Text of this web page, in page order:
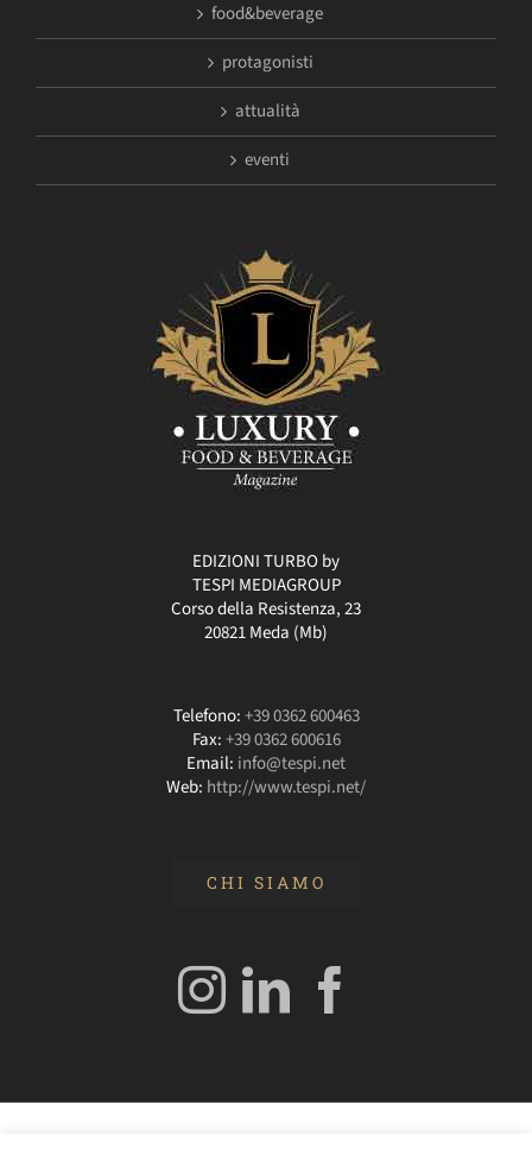
food&beverage
protagonisti
attualità
eventi
EDIZIONI TURBO by
TESPI MEDIAGROUP
Corso della Resistenza, 23
20821 Meda (Mb)
Telefono:+39 0362 600463
Fax:+39 0362 600616
Email: info@tespi.net
Web: http://www.tespi.net/
CHI SIAMO